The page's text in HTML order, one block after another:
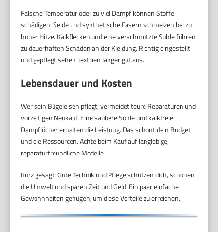
Falsche Temperatur oder zu viel Dampf können Stoffe
schädigen. Seide und synthetische Fasern schmelzen bei zu
hoher Hitze. Kalkflecken und eine verschmutzte Sohle führen
zu dauerhaften Schäden an der Kleidung. Richtig eingestellt
und gepflegt sehen Textilien länger gut aus.
Lebensdauer und Kosten
Wer sein Bügeleisen pflegt, vermeidet teure Reparaturen und
vorzeitigen Neukauf. Eine saubere Sohle und kalkfreie
Dampflöcher erhalten die Leistung. Das schont dein Budget
und die Ressourcen. Achte beim Kauf auf langlebige,
reparaturfreundliche Modelle.
Kurz gesagt: Gute Technik und Pflege schützen dich, schonen
die Umwelt und sparen Zeit und Geld. Ein paar einfache
Gewohnheiten genügen, um diese Vorteile zu erreichen.